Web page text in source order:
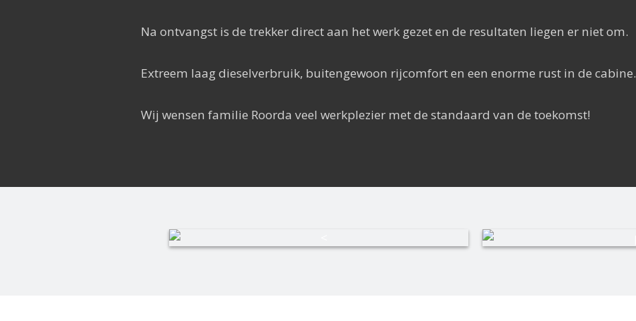
Na ontvangst is de trekker direct aan het werk gezet en de resultaten liegen er niet om.
Extreem laag dieselverbruik, buitengewoon rijcomfort en een enorme rust in de cabine.
Wij wensen familie Roorda veel werkplezier met de standaard van de toekomst!